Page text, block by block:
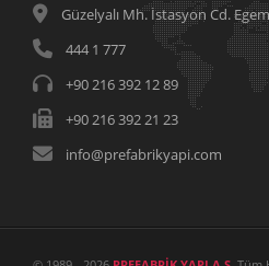
Güzelyalı Mh. İstasyon Cd.
444 1 777
+90 216 392 12 89
+90 216 392 21 23
info@prefabrikyapi.com